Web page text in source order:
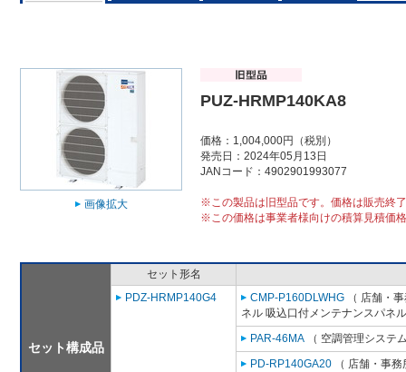
画像拡大
PUZ-HRMP140KA8
価格：1,004,000円（税別）
発売日：2024年05月13日
JANコード：4902901993077
※この製品は旧型品です。価格は販売終
※この価格は事業者様向けの積算見積価
セット構成品
セット形名
PDZ-HRMP140G4
CMP-P160DLWHG （ 店舗・
ネル 吸込口付メンテナンスパネ
PAR-46MA （ 空調管理システ
PD-RP140GA20 （ 店舗・事